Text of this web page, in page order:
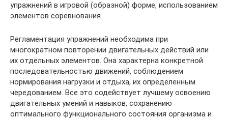
упражнений в игровой (образной) форме, использованием
элементов соревнования.
Регламентация упражнений необходима при
многократном повторении двигательных действий или
их отдельных элементов. Она характерна конкретной
последовательностью движений, соблюдением
нормирования нагрузки и отдыха, их определенным
чередованием. Все это содействует лучшему освоению
двигательных умений и навыков, сохранению
оптимального функционального состояния организма и